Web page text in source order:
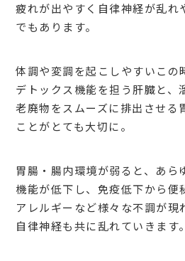
疲れが出やすく自律神経が乱れ
でもあります。
体調や変調を起こしやすいこの
デトックス機能を担う肝臓と、
老廃物をスムーズに排出させる
ことがとても大切に。
胃腸・腸内環境が弱ると、あら
機能が低下し、免疫低下から便
アレルギーなど様々な不調が現
自律神経も共に乱れていきます。